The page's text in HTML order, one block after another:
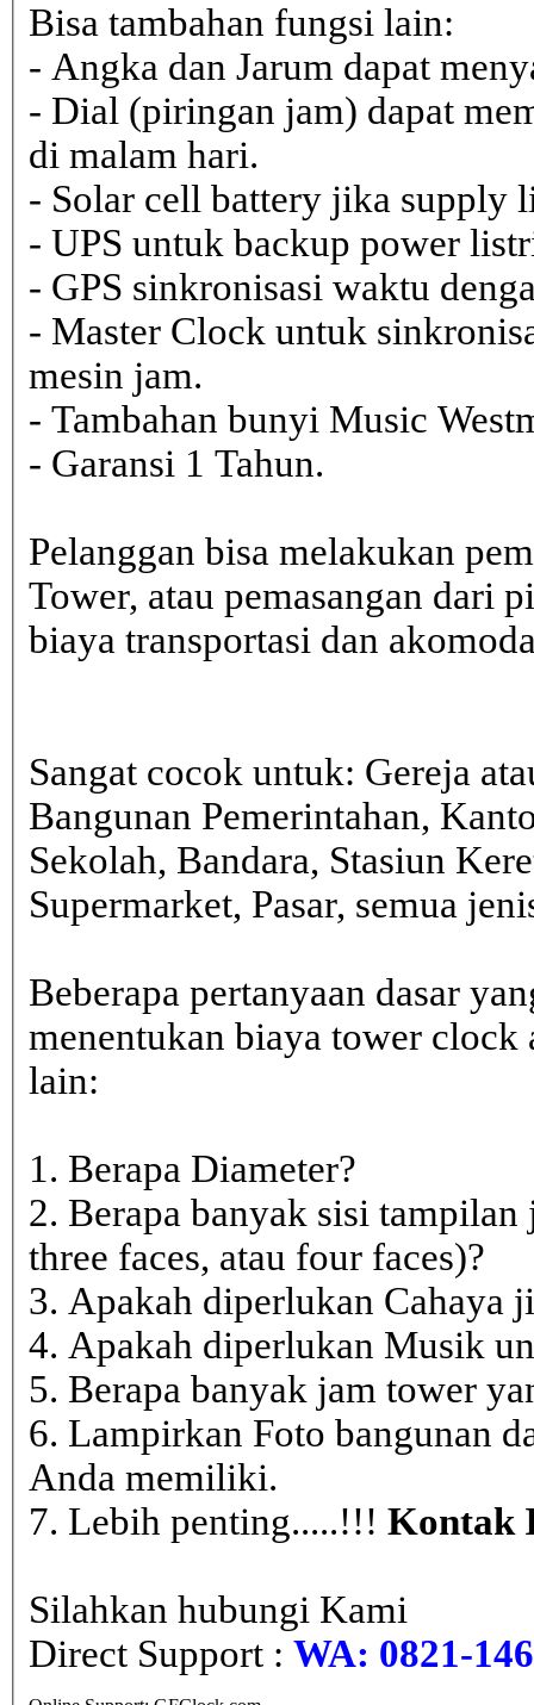
Bisa tambahan fungsi lain:
- Angka dan Jarum dapat
- Dial (piringan jam) dapat
di malam hari.
- Solar cell battery jika supply
- UPS untuk backup power
- GPS sinkronisasi waktu
- Master Clock untuk
mesin jam.
- Tambahan bunyi Music
- Garansi 1 Tahun.
Pelanggan bisa melakukan
Tower, atau pemasangan dari
biaya transportasi dan
Sangat cocok untuk: Gereja
Bangunan Pemerintahan,
Sekolah, Bandara, Stasiun
Supermarket, Pasar, semua
Beberapa pertanyaan dasar
menentukan biaya tower clock
lain:
1. Berapa Diameter?
2. Berapa banyak sisi
three faces, atau four faces)?
3. Apakah diperlukan Cahaya
4. Apakah diperlukan Musik
5. Berapa banyak jam tower
6. Lampirkan Foto bangunan
Anda memiliki.
7. Lebih penting.....!!! Kontak
Silahkan hubungi Kami
Direct Support : WA: 0821-